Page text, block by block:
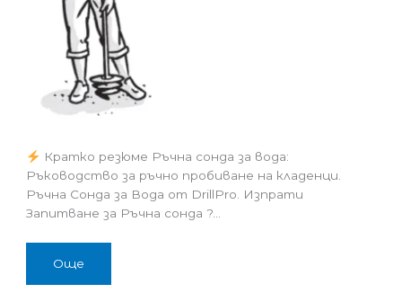
Кратко резюме Ръчна сонда за вода:
Ръководство за ръчно пробиване на кладенци.
Ръчна Сонда за Вода от DrillPro. Изпрати
Запитване за Ръчна сонда ?…
Още